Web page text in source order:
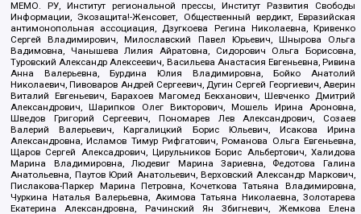
МЕМО. РУ, Институт региональной прессы, Институт Развития Свободы
Информации, Экозащита!-Женсовет, Общественный вердикт, Евразийская
антимонопольная ассоциация, Дзугкоева Регина Николаевна, Кривенко
Сергей Владимирович, Милославский Павел Юрьевич, Шнырова Ольга
Вадимовна, Чанышева Лилия Айратовна, Сидорович Ольга Борисовна,
Туровский Александр Алексеевич, Васильева Анастасия Евгеньевна, Ривина
Анна Валерьевна, Бурдина Юлия Владимировна, Бойко Анатолий
Николаевич, Пивоваров Андрей Сергеевич, Дугин Сергей Георгиевич, Аверин
Виталий Евгеньевич, Барахоев Магомед Бекханович, Шевченко Дмитрий
Александрович, Шарипков Олег Викторович, Мошель Ирина Ароновна,
Шведов Григорий Сергеевич, Пономарев Лев Александрович, Созаев
Валерий Валерьевич, Каргалицкий Борис Юльевич, Исакова Ирина
Александровна, Исламов Тимур Рифгатович, Романова Ольга Евгеньевна,
Щаров Сергей Алексадрович, Цирульников Борис Альбертович, Халидова
Марина Владимировна, Людевиг Марина Зариевна, Федотова Галина
Анатольевна, Паутов Юрий Анатольевич, Верховский Александр Маркович,
Пислакова-Паркер Марина Петровна, Кочеткова Татьяна Владимировна,
Чуркина Наталья Валерьевна, Акимова Татьяна Николаевна, Золотарева
Екатерина Александровна, Рачинский Ян Збигневич, Жемкова Елена